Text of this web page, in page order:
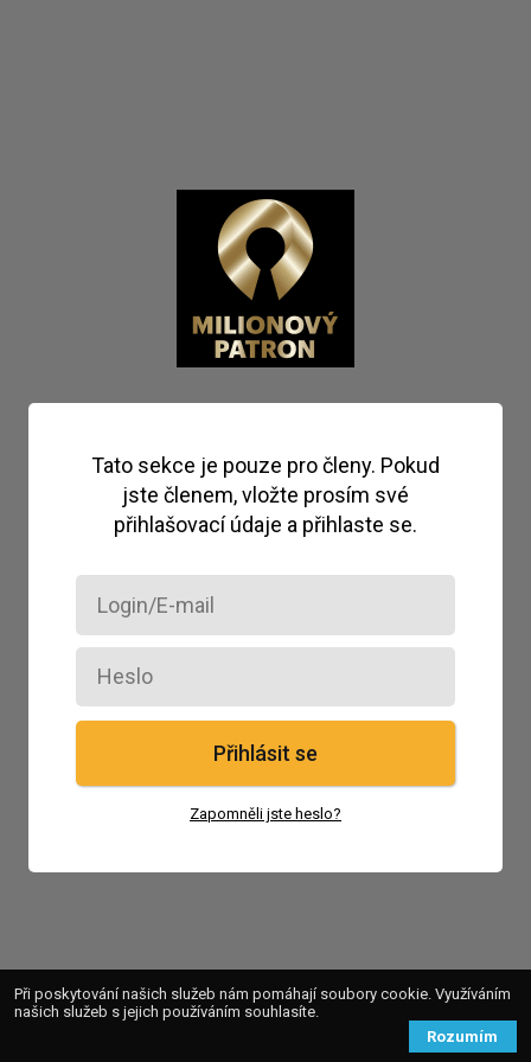
Tato sekce je pouze pro členy. Pokud
jste členem, vložte prosím své
přihlašovací údaje a přihlaste se.
Přihlásit se
Zapomněli jste heslo?
Při poskytování našich služeb nám pomáhají soubory cookie. Využíváním
našich služeb s jejich používáním souhlasíte.
Rozumím